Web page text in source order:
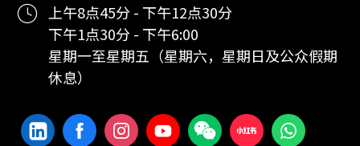
上午8点45分 - 下午12点30分
下午1点30分 - 下午6:00
星期一至星期五（星期六，星期日及公众假期
休息）